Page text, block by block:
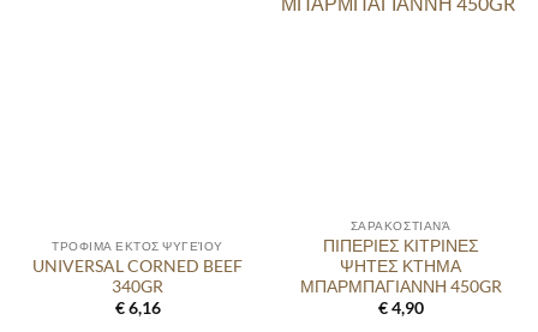
ΤΡΟΦΙΜΑ ΕΚΤΟΣ ΨΥΓΕΊΟΥ
UNIVERSAL CORNED BEEF
340GR
€6,16
ΣΑΡΑΚΟΣΤΙΑΝΆ
ΠΙΠΕΡΙΕΣ ΚΙΤΡΙΝΕΣ
ΨΗΤΕΣ ΚΤΗΜΑ
ΜΠΑΡΜΠΑΓΙΑΝΝΗ 450GR
€4,90